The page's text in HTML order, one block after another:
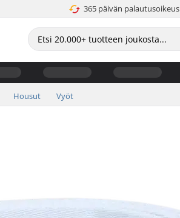
365 päivän palautusoikeus
Housut Vyöt